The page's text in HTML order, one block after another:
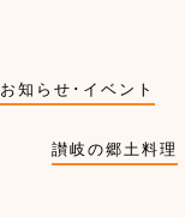
お知らせ･イベント
讃岐の郷土料理